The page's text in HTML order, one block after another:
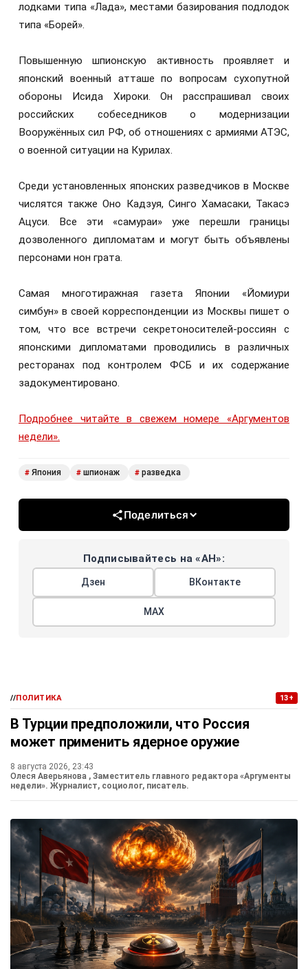
лодками типа «Лада», местами базирования подлодок
типа «Борей».
Повышенную шпионскую активность проявляет и
японский военный атташе по вопросам сухопутной
обороны Исида Хироки. Он расспрашивал своих
российских собеседников о модернизации
Вооружённых сил РФ, об отношениях с армиями АТЭС,
о военной ситуации на Курилах.
Среди установленных японских разведчиков в Москве
числятся также Оно Кадзуя, Синго Хамасаки, Такасэ
Ацуси. Все эти «самураи» уже перешли границы
дозволенного дипломатам и могут быть объявлены
персонами нон грата.
Самая многотиражная газета Японии «Йомиури
симбун» в своей корреспонденции из Москвы пишет о
том, что все встречи секретоносителей-россиян с
японскими дипломатами проводились в различных
ресторанах под контролем ФСБ и их содержание
задокументировано.
Подробнее читайте в свежем номере «Аргументов
недели».
# Япония # шпионаж # разведка
Поделиться
Подписывайтесь на «АН»:
Дзен ВКонтакте
МАХ
//ПОЛИТИКА 13+
В Турции предположили, что Россия
может применить ядерное оружие
8 августа 2026, 23:43
Олеся Аверьянова , Заместитель главного редактора «Аргументы
недели». Журналист, социолог, писатель.